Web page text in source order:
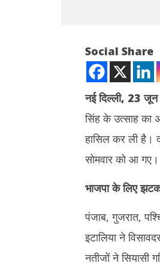
NOW
विधानसभा उपचुनाव : AAP
विसावदर में मारी बाजी,
June
2025
Social Share
नई दिल्ली, 23
सिंह के उत्साह का
हासिल कर ली है।
सोमवार को आ गए।
भाजपा के लिए
पंजाब, गुजरात,
इटालिया ने
नतीजों ने सियासी